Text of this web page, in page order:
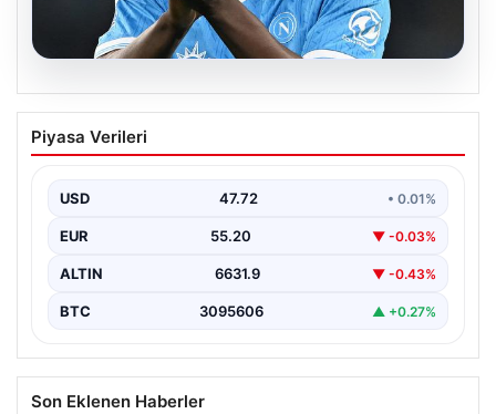
08.08.2026
Fenerbahçe, Lukaku Transferi İçin Son
Aşamaya Geldi: Defanslara Zor Günler
Fenerbahçe, yeni sezon hazırlıkları kapsamında golcü
hazırlanıyor.…
Piyasa Verileri
USD 47.72 • 0.01%
EUR 55.20 ▼ -0.03%
ALTIN 6631.9 ▼ -0.43%
BTC 3095606 ▲ +0.27%
Son Eklenen Haberler